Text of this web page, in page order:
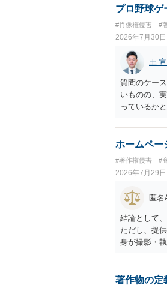
ださい。
プロ野球ゲ
#肖像権侵害 #
2026年7月30日
王
質問のケー
いものの、
っているか
す。 また、
ません。 パ
ではありま
能性があり
性がありま
かと思うの
ホームペー
#著作権侵害 #
2026年7月29日
匿名
結論として
ただし、提
身が撮影・
ません。た
性がありま
著作物の定